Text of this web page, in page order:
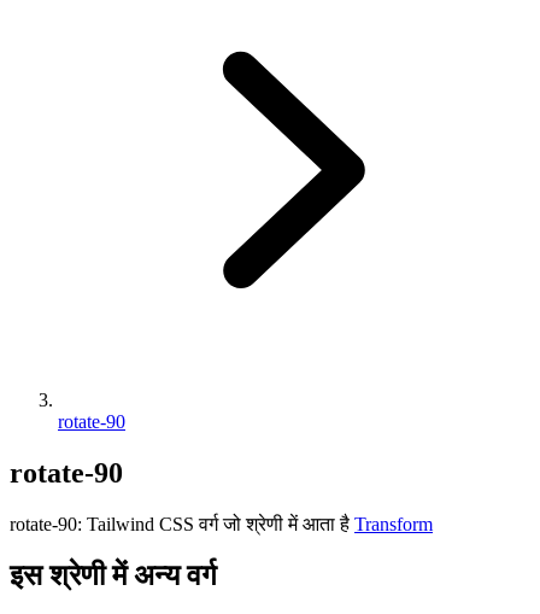
rotate-90
rotate-90
rotate-90: Tailwind CSS वर्ग जो श्रेणी में आता है Transform
इस श्रेणी में अन्य वर्ग